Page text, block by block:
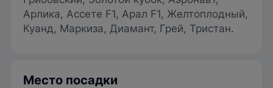
Арлика, Ассете F1, Арал F1, Желтоплодный,
Куанд, Маркиза, Диамант, Грей, Тристан.
Место посадки